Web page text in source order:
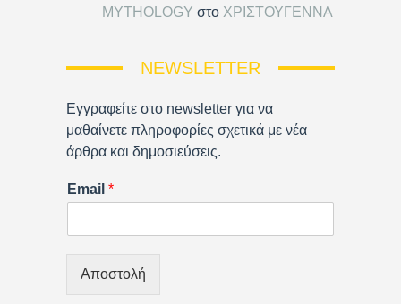
MYTHOLOGY στο ΧΡΙΣΤΟΥΓΕΝΝΑ
NEWSLETTER
Εγγραφείτε στο newsletter για να
μαθαίνετε πληροφορίες σχετικά με νέα
άρθρα και δημοσιεύσεις.
Email *
Αποστολή